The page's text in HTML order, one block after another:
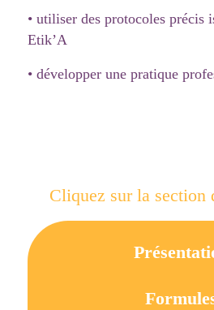
• utiliser des protocoles précis
Etik’A
• développer une pratique
Cliquez sur la section